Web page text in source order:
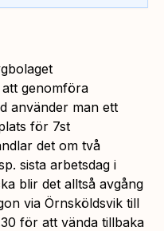
genomföra
använder man ett
för 7st
det om två
sista arbetsdag i
blir det alltså avgång
via Örnsköldsvik till
för att vända tillbaka